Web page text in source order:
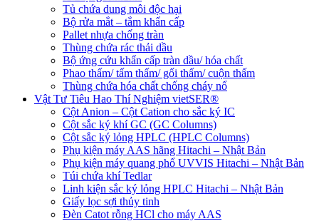
Tủ chứa dung môi độc hại
Bộ rửa mắt – tắm khẩn cấp
Pallet nhựa chống tràn
Thùng chứa rác thải dầu
Bộ ứng cứu khẩn cấp tràn dầu/ hóa chất
Phao thấm/ tấm thấm/ gối thấm/ cuộn thấm
Thùng chứa hóa chất chống cháy nổ
Vật Tư Tiêu Hao Thí Nghiệm vietSER®
Cột Anion – Cột Cation cho sắc ký IC
Cột sắc ký khí GC (GC Columns)
Cột sắc ký lỏng HPLC (HPLC Columns)
Phụ kiện máy AAS hãng Hitachi – Nhật Bản
Phụ kiện máy quang phổ UVVIS Hitachi – Nhật Bản
Túi chứa khí Tedlar
Linh kiện sắc ký lỏng HPLC Hitachi – Nhật Bản
Giấy lọc sợi thủy tinh
Đèn Catot rỗng HCl cho máy AAS